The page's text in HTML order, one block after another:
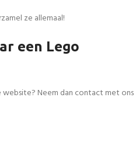
ze allemaal!
een Lego
Neem dan contact met ons